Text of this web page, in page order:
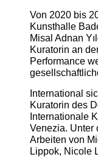
Von 2020 bis
Kunsthalle
Misal Adnan
Kuratorin an
Performance
International
Kuratorin des
Internationale
Venezia. Unter
Arbeiten von
Lippok, Nicole